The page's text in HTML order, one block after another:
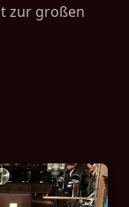
zur großen